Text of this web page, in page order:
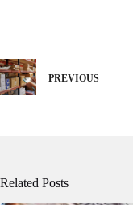
PREVIOUS
Related Posts